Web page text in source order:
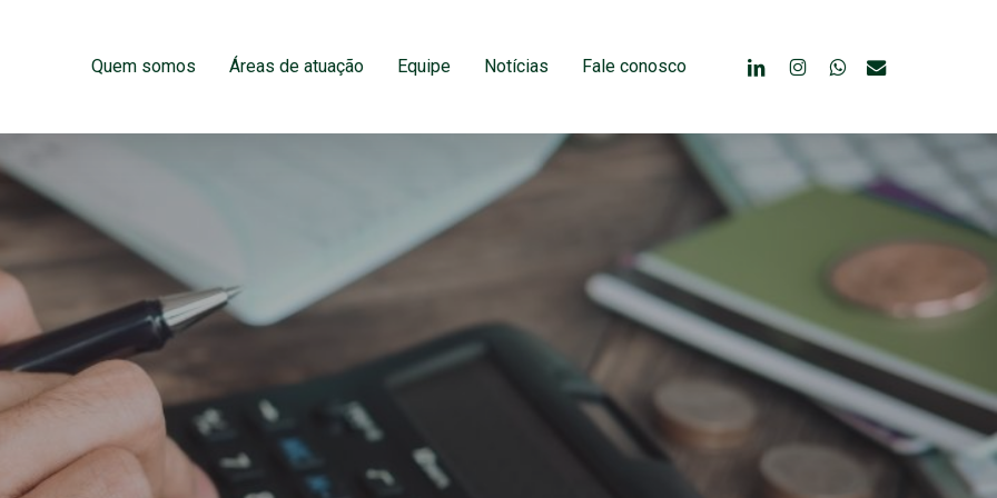
Quem somos Áreas de atuação Equipe Notícias Fale conosco linkedininstagramwhatsapp
email